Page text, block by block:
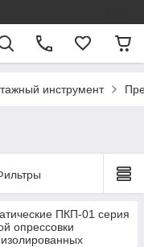
инструмент
ПКП-01 серия
опрессовки